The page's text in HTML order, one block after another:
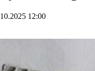
12:00